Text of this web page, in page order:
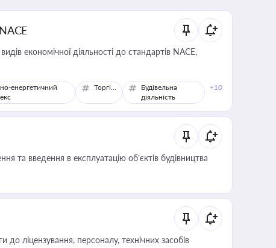
економічної діяльності до стандартів NACE,
енергетичний
Торгівля
Будівельна
діяльність
+10
та введення в експлуатацію об’єктів будівництва
ліцензування, персоналу, технічних засобів